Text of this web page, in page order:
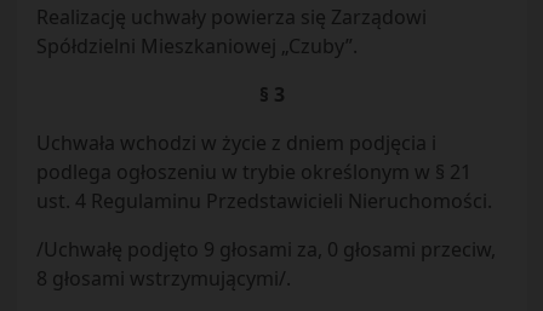
Realizację uchwały powierza się Zarządowi
Spółdzielni Mieszkaniowej „Czuby”.
§ 3
Uchwała wchodzi w życie z dniem podjęcia i
podlega ogłoszeniu w trybie określonym w § 21
ust. 4 Regulaminu Przedstawicieli Nieruchomości.
/Uchwałę podjęto 9 głosami za, 0 głosami przeciw,
8 głosami wstrzymującymi/.